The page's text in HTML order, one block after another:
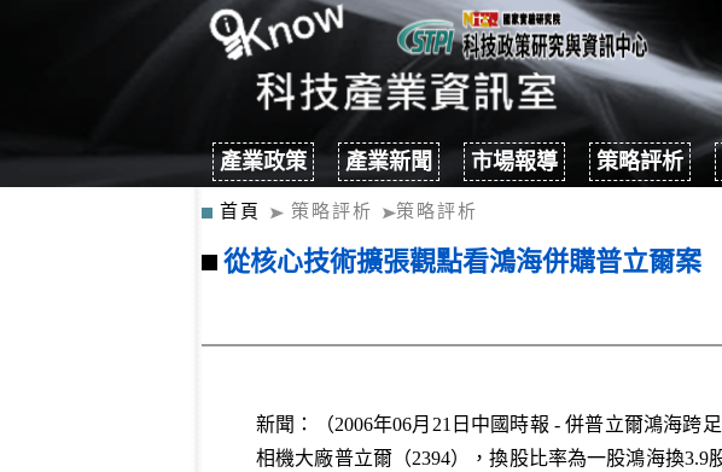
產業政策 產業新聞 市場報導 策略評析
首頁 策略評析 策略評析
從核心技術擴張觀點看鴻海併購普立爾案
新聞：（2006年06月21日中國時報 - 併普立爾鴻海跨
相機大廠普立爾（2394），換股比率為一股鴻海換3.9